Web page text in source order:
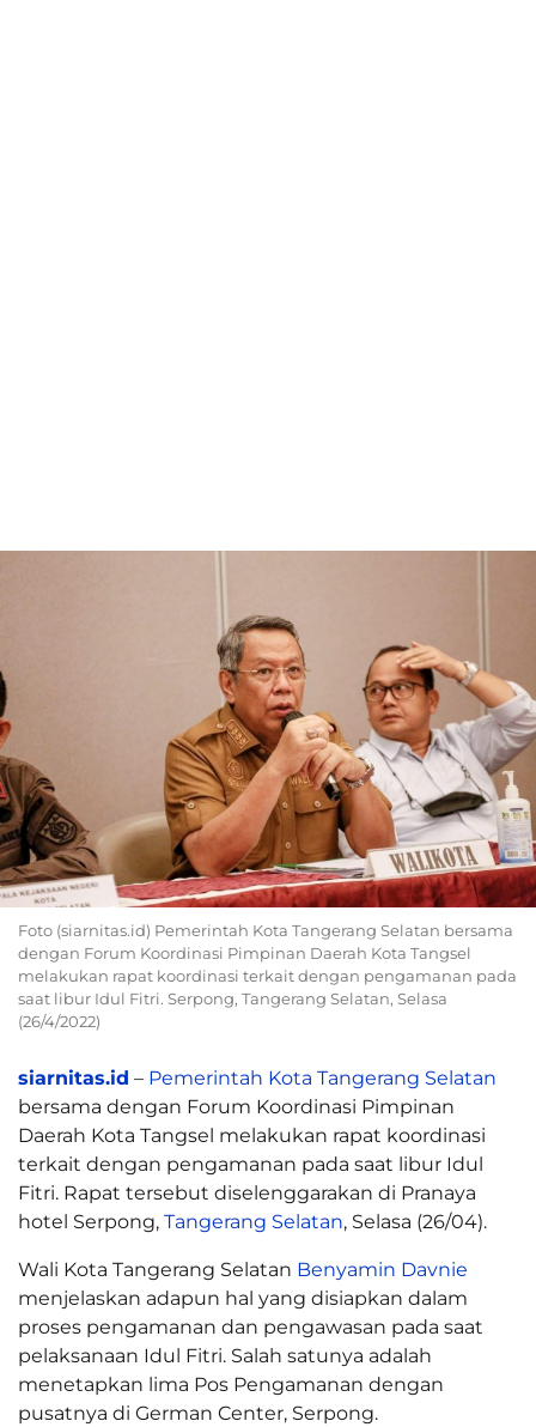
Foto (siarnitas.id) Pemerintah Kota Tangerang Selatan bersama
dengan Forum Koordinasi Pimpinan Daerah Kota Tangsel
melakukan rapat koordinasi terkait dengan pengamanan pada
saat libur Idul Fitri. Serpong, Tangerang Selatan, Selasa
(26/4/2022)
siarnitas.id – Pemerintah Kota Tangerang Selatan
bersama dengan Forum Koordinasi Pimpinan
Daerah Kota Tangsel melakukan rapat koordinasi
terkait dengan pengamanan pada saat libur Idul
Fitri. Rapat tersebut diselenggarakan di Pranaya
hotel Serpong, Tangerang Selatan, Selasa (26/04).
Wali Kota Tangerang Selatan Benyamin Davnie
menjelaskan adapun hal yang disiapkan dalam
proses pengamanan dan pengawasan pada saat
pelaksanaan Idul Fitri. Salah satunya adalah
menetapkan lima Pos Pengamanan dengan
pusatnya di German Center, Serpong.